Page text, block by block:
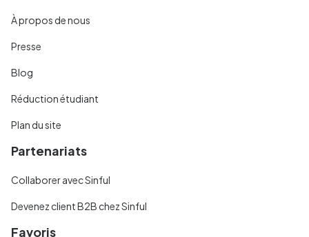
À propos de nous
Presse
Blog
Réduction étudiant
Plan du site
Partenariats
Collaborer avec Sinful
Devenez client B2B chez Sinful
Favoris